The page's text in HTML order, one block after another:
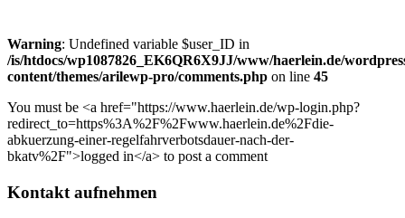
Warning: Undefined variable $user_ID in
/is/htdocs/wp1087826_EK6QR6X9JJ/www/haerlein.de/
content/themes/arilewp-pro/comments.php on line 45
You must be <a href="https://www.haerlein.de/wp-login.php?
redirect_to=https%3A%2F%2Fwww.haerlein.de%2Fdie-
abkuerzung-einer-regelfahrverbotsdauer-nach-der-
bkatv%2F">logged in</a> to post a comment
Kontakt aufnehmen